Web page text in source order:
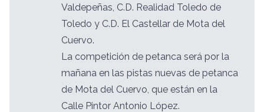
Valdepeñas, C.D. Realidad Toledo de
Toledo y C.D. El Castellar de Mota del
Cuervo.
La competición de petanca será por la
mañana en las pistas nuevas de petanca
de Mota del Cuervo, que están en la
Calle Pintor Antonio López.